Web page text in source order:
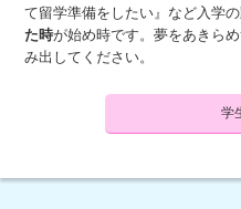
て留学準備をしたい』など入学の
た時が始め時です。夢をあきら
み出してください。
学